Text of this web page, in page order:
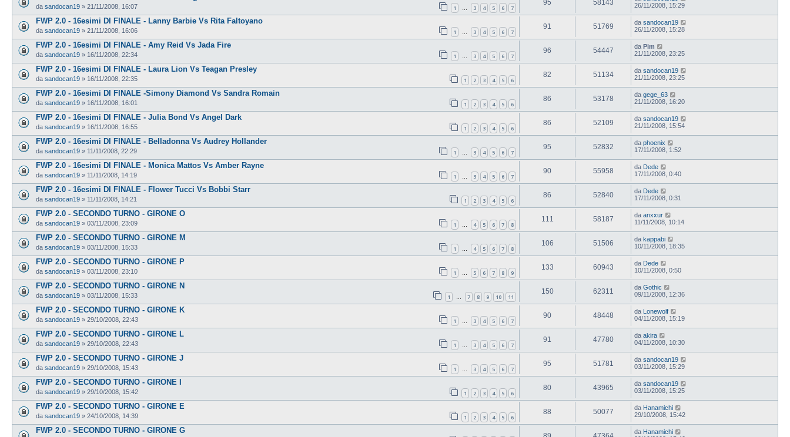
da sandocan19 » 21/11/2008, 16:07 1 … 3 4 5 6 7
95 58143
26/11/2008, 15:29
FWP 2.0 - 16esimi DI FINALE - Lanny Barbie Vs Rita Faltoyano
da sandocan19 » 21/11/2008, 16:06 1 … 3 4 5 6 7
91 51769 da sandocan19
26/11/2008, 15:28
FWP 2.0 - 16esimi DI FINALE - Amy Reid Vs Jada Fire
da sandocan19 » 16/11/2008, 22:34 1 … 3 4 5 6 7
96 54447 da Pim
21/11/2008, 23:25
FWP 2.0 - 16esimi DI FINALE - Laura Lion Vs Teagan Presley
da sandocan19 » 16/11/2008, 22:35 1 2 3 4 5 6
82 51134 da sandocan19
21/11/2008, 23:25
FWP 2.0 - 16esimi DI FINALE -Simony Diamond Vs Sandra Romain
da sandocan19 » 16/11/2008, 16:01 1 2 3 4 5 6
86 53178 da gege_63
21/11/2008, 16:20
FWP 2.0 - 16esimi DI FINALE - Julia Bond Vs Angel Dark
da sandocan19 » 16/11/2008, 16:55 1 2 3 4 5 6
86 52109 da sandocan19
21/11/2008, 15:54
FWP 2.0 - 16esimi DI FINALE - Belladonna Vs Audrey Hollander
da sandocan19 » 11/11/2008, 22:29 1 … 3 4 5 6 7
95 52832 da phoenix
17/11/2008, 1:52
FWP 2.0 - 16esimi DI FINALE - Monica Mattos Vs Amber Rayne
da sandocan19 » 11/11/2008, 14:19 1 … 3 4 5 6 7
90 55958 da Dede
17/11/2008, 0:40
FWP 2.0 - 16esimi DI FINALE - Flower Tucci Vs Bobbi Starr
da sandocan19 » 11/11/2008, 14:21 1 2 3 4 5 6
86 52840 da Dede
17/11/2008, 0:31
FWP 2.0 - SECONDO TURNO - GIRONE O
da sandocan19 » 03/11/2008, 23:09 1 … 4 5 6 7 8
111 58187 da anxxur
11/11/2008, 10:14
FWP 2.0 - SECONDO TURNO - GIRONE M
da sandocan19 » 03/11/2008, 15:33 1 … 4 5 6 7 8
106 51506 da kappabi
10/11/2008, 18:35
FWP 2.0 - SECONDO TURNO - GIRONE P
da sandocan19 » 03/11/2008, 23:10 1 … 5 6 7 8 9
133 60943 da Dede
10/11/2008, 0:50
FWP 2.0 - SECONDO TURNO - GIRONE N
da sandocan19 » 03/11/2008, 15:33 1 … 7 8 9 10 11
150 62311 da Gothic
09/11/2008, 12:36
FWP 2.0 - SECONDO TURNO - GIRONE K
da sandocan19 » 29/10/2008, 22:43 1 … 3 4 5 6 7
90 48448 da Lonewolf
04/11/2008, 15:19
FWP 2.0 - SECONDO TURNO - GIRONE L
da sandocan19 » 29/10/2008, 22:43 1 … 3 4 5 6 7
91 47780 da akira
04/11/2008, 10:30
FWP 2.0 - SECONDO TURNO - GIRONE J
da sandocan19 » 29/10/2008, 15:43 1 … 3 4 5 6 7
95 51781 da sandocan19
03/11/2008, 15:29
FWP 2.0 - SECONDO TURNO - GIRONE I
da sandocan19 » 29/10/2008, 15:42 1 2 3 4 5 6
80 43965 da sandocan19
03/11/2008, 15:25
FWP 2.0 - SECONDO TURNO - GIRONE E
da sandocan19 » 24/10/2008, 14:39 1 2 3 4 5 6
88 50077 da Hanamichi
29/10/2008, 15:42
FWP 2.0 - SECONDO TURNO - GIRONE G da Hanamichi